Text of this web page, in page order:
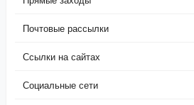
Почтовые рассылки
Ссылки на сайтах
Социальные сети